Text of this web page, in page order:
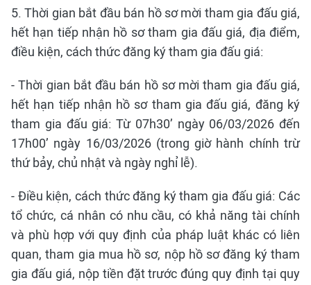
5. Thời gian bắt đầu bán hồ sơ mời tham gia đấu giá,
hết hạn tiếp nhận hồ sơ tham gia đấu giá, địa điểm,
điều kiện, cách thức đăng ký tham gia đấu giá:
- Thời gian bắt đầu bán hồ sơ mời tham gia đấu giá,
hết hạn tiếp nhận hồ sơ tham gia đấu giá, đăng ký
tham gia đấu giá: Từ 07h30’ ngày 06/03/2026 đến
17h00’ ngày 16/03/2026 (trong giờ hành chính trừ
thứ bảy, chủ nhật và ngày nghỉ lễ).
- Điều kiện, cách thức đăng ký tham gia đấu giá: Các
tổ chức, cá nhân có nhu cầu, có khả năng tài chính
và phù hợp với quy định của pháp luật khác có liên
quan, tham gia mua hồ sơ, nộp hồ sơ đăng ký tham
gia đấu giá, nộp tiền đặt trước đúng quy định tại quy